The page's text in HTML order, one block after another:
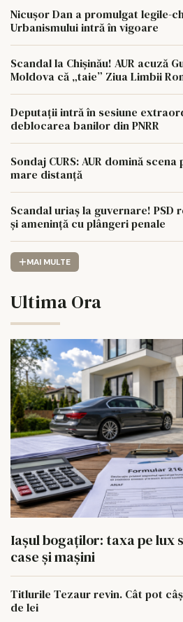
Nicușor Dan a promulgat legile-
Urbanismului intră în vigoare
Scandal la Chișinău! AUR acuză
Moldova că „taie” Ziua Limbii
Deputații intră în sesiune
deblocarea banilor din PNRR
Sondaj CURS: AUR domină scena
mare distanță
Scandal uriaș la guvernare! PSD
și amenință cu plângeri penale
MAI MULTE
Ultima Ora
Iașul bogaților: taxa pe lux
case și mașini
Titlurile Tezaur revin. Cât pot
de lei